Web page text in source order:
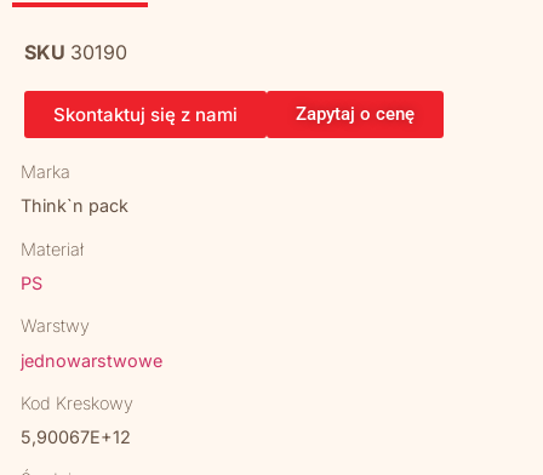
SKU 30190
Skontaktuj się z nami Zapytaj o cenę
Marka
Think`n pack
Materiał
PS
Warstwy
jednowarstwowe
Kod Kreskowy
5,90067E+12